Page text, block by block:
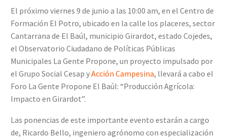
El próximo viernes 9 de junio a las 10:00 am, en el Centro de
Formación El Potro, ubicado en la calle los placeres, sector
Cantarrana de El Baúl, municipio Girardot, estado Cojedes,
el Observatorio Ciudadano de Políticas Públicas
Municipales La Gente Propone, un proyecto impulsado por
el Grupo Social Cesap yAcción Campesina, llevará a cabo el
Foro La Gente Propone El Baúl: “Producción Agrícola:
Impacto en Girardot”.
Las ponencias de este importante evento estarán a cargo
de, Ricardo Bello, ingeniero agrónomo con especialización